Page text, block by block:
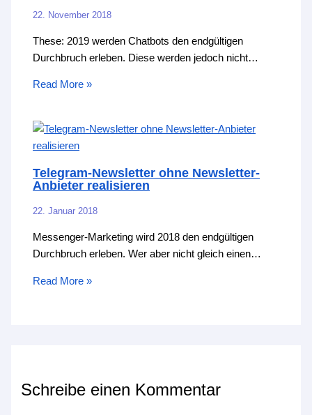
22. November 2018
These: 2019 werden Chatbots den endgültigen
Durchbruch erleben. Diese werden jedoch nicht…
Read More »
Telegram-Newsletter ohne Newsletter-
Anbieter realisieren
22. Januar 2018
Messenger-Marketing wird 2018 den endgültigen
Durchbruch erleben. Wer aber nicht gleich einen…
Read More »
Schreibe einen Kommentar